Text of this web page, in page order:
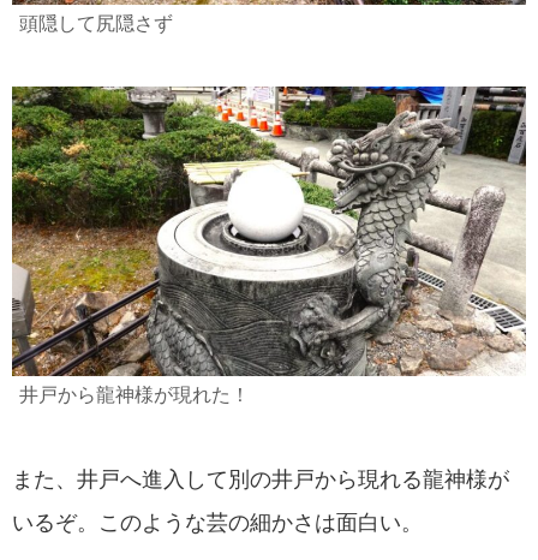
頭隠して尻隠さず
井戸から龍神様が現れた！
また、井戸へ進入して別の井戸から現れる龍神様が
いるぞ。このような芸の細かさは面白い。